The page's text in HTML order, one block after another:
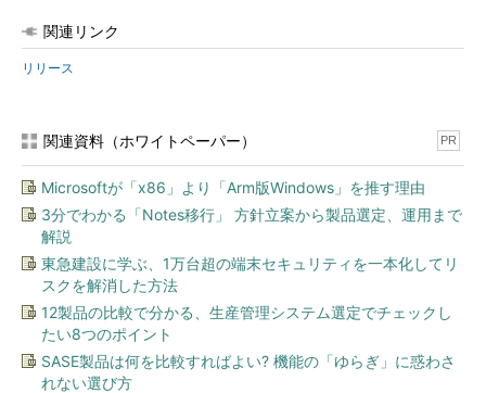
関連リンク
リリース
関連資料（ホワイトペーパー） PR
Microsoftが「x86」より「Arm版Windows」を推す理由
3分でわかる「Notes移行」 方針立案から製品選定、運用まで
解説
東急建設に学ぶ、1万台超の端末セキュリティを一本化してリ
スクを解消した方法
12製品の比較で分かる、生産管理システム選定でチェックし
たい8つのポイント
SASE製品は何を比較すればよい? 機能の「ゆらぎ」に惑わさ
れない選び方